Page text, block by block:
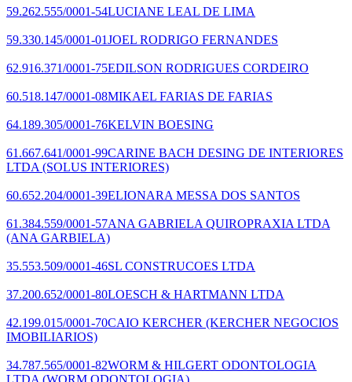
59.262.555/0001-54LUCIANE LEAL DE LIMA
59.330.145/0001-01JOEL RODRIGO FERNANDES
62.916.371/0001-75EDILSON RODRIGUES CORDEIRO
60.518.147/0001-08MIKAEL FARIAS DE FARIAS
64.189.305/0001-76KELVIN BOESING
61.667.641/0001-99CARINE BACH DESING DE INTERIORES
LTDA (SOLUS INTERIORES)
60.652.204/0001-39ELIONARA MESSA DOS SANTOS
61.384.559/0001-57ANA GABRIELA QUIROPRAXIA LTDA
(ANA GARBIELA)
35.553.509/0001-46SL CONSTRUCOES LTDA
37.200.652/0001-80LOESCH & HARTMANN LTDA
42.199.015/0001-70CAIO KERCHER (KERCHER NEGOCIOS
IMOBILIARIOS)
34.787.565/0001-82WORM & HILGERT ODONTOLOGIA
LTDA (WORM ODONTOLOGIA)